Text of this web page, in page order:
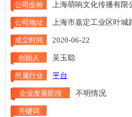
公司全称 上海萌响文化传播有限
公司地址 上海市嘉定工业区叶城
成立时间 2020-06-22
创始人 吴玉聪
所属行业 平台
企业发展阶段 不明情况
关键词